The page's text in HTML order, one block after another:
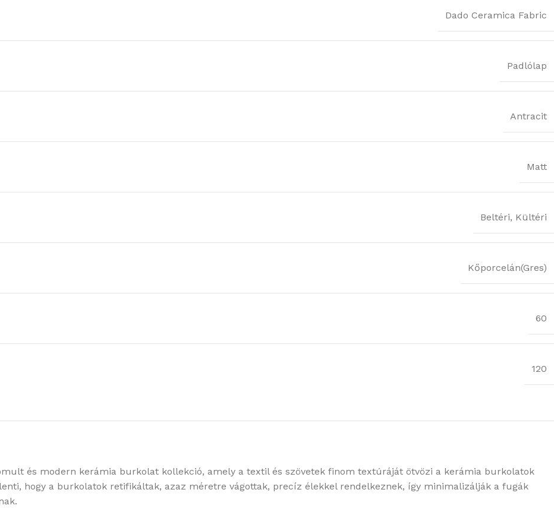
Dado Ceramica Fabric
Padlólap
Antracit
Matt
Beltéri, Kültéri
Kőporcelán(Gres)
60
120
és modern kerámia burkolat kollekció, amely a textil és szövetek finom textúráját ötvözi a kerámia burkolatok
hogy a burkolatok retifikáltak, azaz méretre vágottak, precíz élekkel rendelkeznek, így minimalizálják a fugák